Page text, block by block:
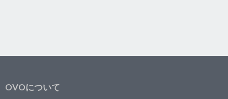
OVOについて